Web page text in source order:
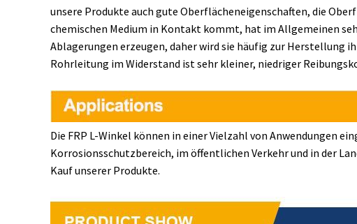
unsere Produkte auch gute Oberflächeneigenschaften, die
chemischen Medium in Kontakt kommt, hat im Allgemeinen
Ablagerungen erzeugen, daher wird sie häufig zur Herstellung
Rohrleitung im Widerstand ist sehr kleiner, niedriger
Die FRP L-Winkel können in einer Vielzahl von Anwendungen
Korrosionsschutzbereich, im öffentlichen Verkehr und in der
Kauf unserer Produkte.